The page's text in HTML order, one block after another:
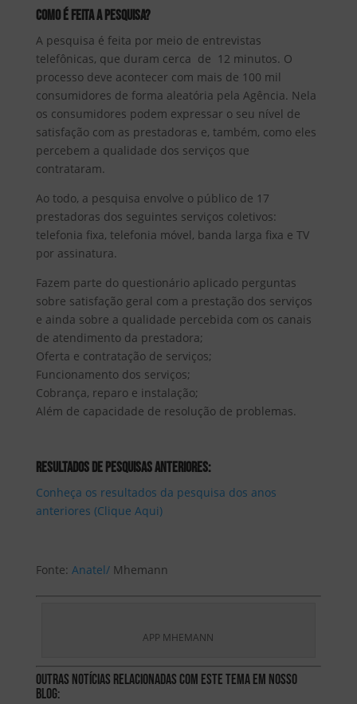
COMO É FEITA A PESQUISA?
A pesquisa é feita por meio de entrevistas
telefônicas, que duram cerca de 12 minutos. O
processo deve acontecer com mais de 100 mil
consumidores de forma aleatória pela Agência. Nela
os consumidores podem expressar o seu nível de
satisfação com as prestadoras e, também, como eles
percebem a qualidade dos serviços que
contrataram.
Ao todo, a pesquisa envolve o público de 17
prestadoras dos seguintes serviços coletivos:
telefonia fixa, telefonia móvel, banda larga fixa e TV
por assinatura.
Fazem parte do questionário aplicado perguntas
sobre satisfação geral com a prestação dos serviços
e ainda sobre a qualidade percebida com os canais
de atendimento da prestadora;
Oferta e contratação de serviços;
Funcionamento dos serviços;
Cobrança, reparo e instalação;
Além de capacidade de resolução de problemas.
RESULTADOS DE PESQUISAS ANTERIORES:
Conheça os resultados da pesquisa dos anos
anteriores (Clique Aqui)
Fonte: Anatel/Mhemann
APP MHEMANN
Outras Notícias Relacionadas com este tema em nosso
blog: